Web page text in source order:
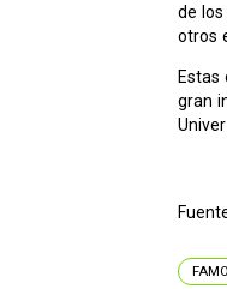
de
otros
Estas
gran